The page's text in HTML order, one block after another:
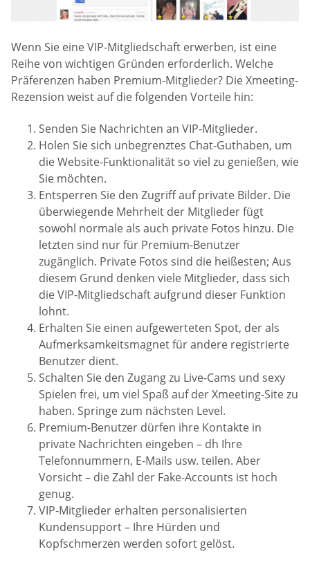
Wenn Sie eine VIP-Mitgliedschaft erwerben, ist eine
Reihe von wichtigen Gründen erforderlich. Welche
Präferenzen haben Premium-Mitglieder? Die Xmeeting-
Rezension weist auf die folgenden Vorteile hin:
Senden Sie Nachrichten an VIP-Mitglieder.
Holen Sie sich unbegrenztes Chat-Guthaben, um
die Website-Funktionalität so viel zu genießen, wie
Sie möchten.
Entsperren Sie den Zugriff auf private Bilder. Die
überwiegende Mehrheit der Mitglieder fügt
sowohl normale als auch private Fotos hinzu. Die
letzten sind nur für Premium-Benutzer
zugänglich. Private Fotos sind die heißesten; Aus
diesem Grund denken viele Mitglieder, dass sich
die VIP-Mitgliedschaft aufgrund dieser Funktion
lohnt.
Erhalten Sie einen aufgewerteten Spot, der als
Aufmerksamkeitsmagnet für andere registrierte
Benutzer dient.
Schalten Sie den Zugang zu Live-Cams und sexy
Spielen frei, um viel Spaß auf der Xmeeting-Site zu
haben. Springe zum nächsten Level.
Premium-Benutzer dürfen ihre Kontakte in
private Nachrichten eingeben – dh Ihre
Telefonnummern, E-Mails usw. teilen. Aber
Vorsicht – die Zahl der Fake-Accounts ist hoch
genug.
VIP-Mitglieder erhalten personalisierten
Kundensupport – Ihre Hürden und
Kopfschmerzen werden sofort gelöst.